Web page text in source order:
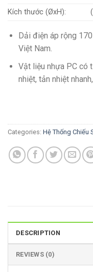
Kích thước (ØxH):
Dải điện áp rộng
Việt Nam.
Vật liệu nhựa PC có
nhiệt, tản nhiệt
Categories: Hệ Thống Chiếu
DESCRIPTION
REVIEWS (0)